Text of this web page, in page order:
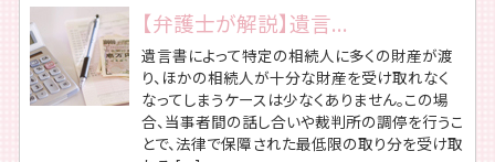
【弁護士が解説】遺言...
遺言書によって特定の相続人に多くの財産が渡
り、ほかの相続人が十分な財産を受け取れなく
なってしまうケースは少なくありません。この場
合、当事者間の話し合いや裁判所の調停を行うこ
とで、法律で保障された最低限の取り分を受け取